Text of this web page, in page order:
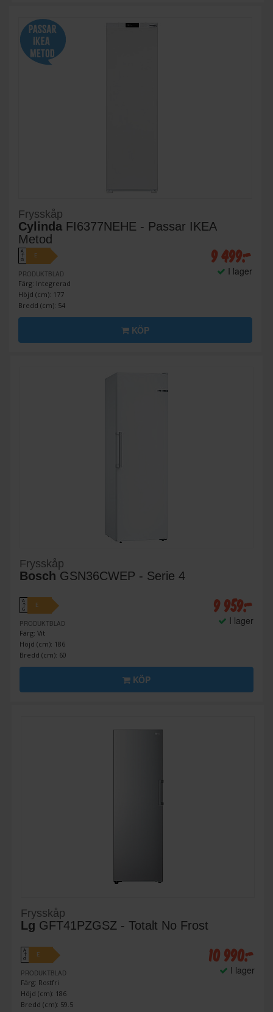
Frysskåp
Cylinda FI6377NEHE - Passar IKEA
Metod
A
↑
G
E
PRODUKTBLAD
Färg: Integrerad
Höjd (cm): 177
Bredd (cm): 54
9 499:-
I lager
KÖP
Frysskåp
Bosch GSN36CWEP - Serie 4
A
↑
G
E
PRODUKTBLAD
Färg: Vit
Höjd (cm): 186
Bredd (cm): 60
9 959:-
I lager
KÖP
Frysskåp
Lg GFT41PZGSZ - Totalt No Frost
A
↑
G
E
PRODUKTBLAD
Färg: Rostfri
Höjd (cm): 186
Bredd (cm): 59.5
10 990:-
I lager